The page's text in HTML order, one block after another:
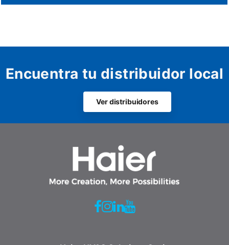
Encuentra tu distribuidor local
Ver distribuidores